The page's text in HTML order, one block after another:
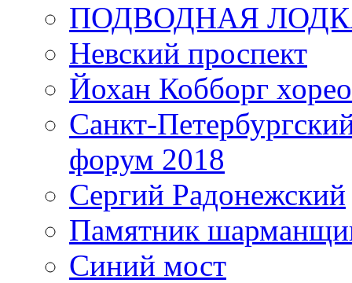
ПОДВОДНАЯ
Невский проспект
Йохан Кобборг
Санкт-
форум 2018
Сергий Радонежский
Памятник
Синий мост